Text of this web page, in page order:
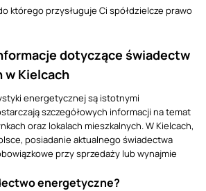
którego przysługuje Ci spółdzielcze prawo
dotyczące świadectw
Kielcach
energetycznej są istotnymi
szczegółowych informacji na temat
oraz lokalach mieszkalnych. W Kielcach,
posiadanie aktualnego świadectwa
przy sprzedaży lub wynajmie
energetyczne?